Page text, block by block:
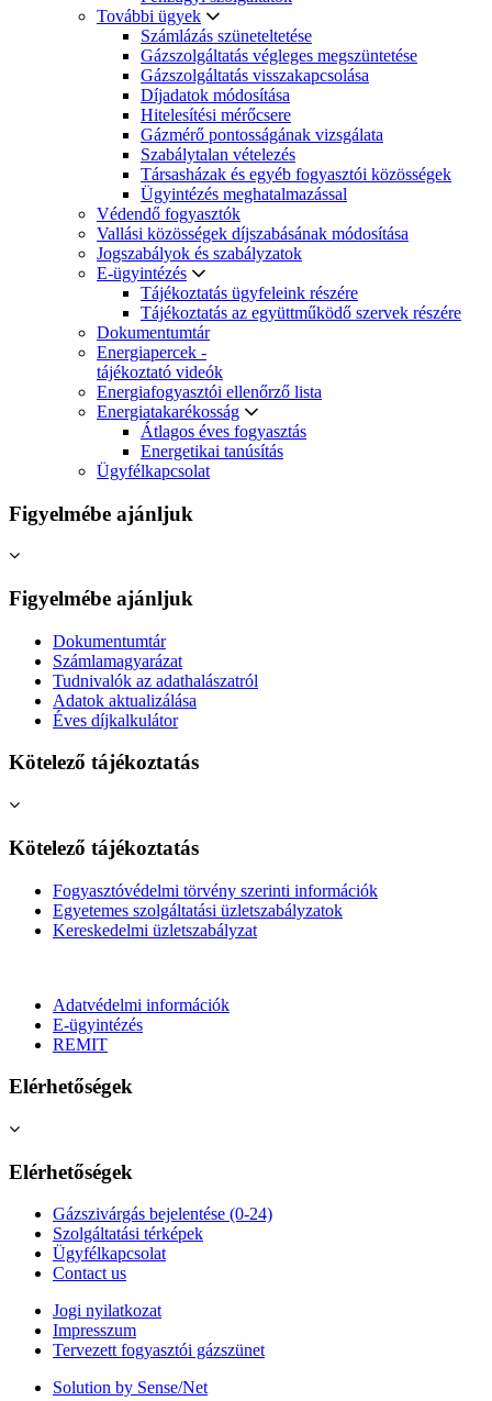
További ügyek
Számlázás szüneteltetése
Gázszolgáltatás végleges megszüntetése
Gázszolgáltatás visszakapcsolása
Díjadatok módosítása
Hitelesítési mérőcsere
Gázmérő pontosságának vizsgálata
Szabálytalan vételezés
Társasházak és egyéb fogyasztói közösségek
Ügyintézés meghatalmazással
Védendő fogyasztók
Vallási közösségek díjszabásának módosítása
Jogszabályok és szabályzatok
E-ügyintézés
Tájékoztatás ügyfeleink részére
Tájékoztatás az együttműködő szervek részére
Dokumentumtár
Energiapercek -
tájékoztató videók
Energiafogyasztói ellenőrző lista
Energiatakarékosság
Átlagos éves fogyasztás
Energetikai tanúsítás
Ügyfélkapcsolat
Figyelmébe ajánljuk
Figyelmébe ajánljuk
Dokumentumtár
Számlamagyarázat
Tudnivalók az adathalászatról
Adatok aktualizálása
Éves díjkalkulátor
Kötelező tájékoztatás
Kötelező tájékoztatás
Fogyasztóvédelmi törvény szerinti információk
Egyetemes szolgáltatási üzletszabályzatok
Kereskedelmi üzletszabályzat
Adatvédelmi információk
E-ügyintézés
REMIT
Elérhetőségek
Elérhetőségek
Gázszivárgás bejelentése (0-24)
Szolgáltatási térképek
Ügyfélkapcsolat
Contact us
Jogi nyilatkozat
Impresszum
Tervezett fogyasztói gázszünet
Solution by Sense/Net